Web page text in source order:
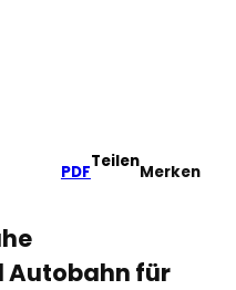
PDF
Teilen
Merken
Autobahn für